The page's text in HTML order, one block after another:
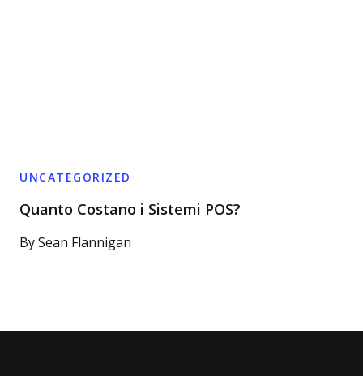
UNCATEGORIZED
Quanto Costano i Sistemi POS?
By Sean Flannigan